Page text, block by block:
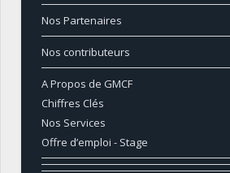
Nos Partenaires
Nos contributeurs
A Propos de GMCF
Chiffres Clés
Nos Services
Offre d’emploi - Stage